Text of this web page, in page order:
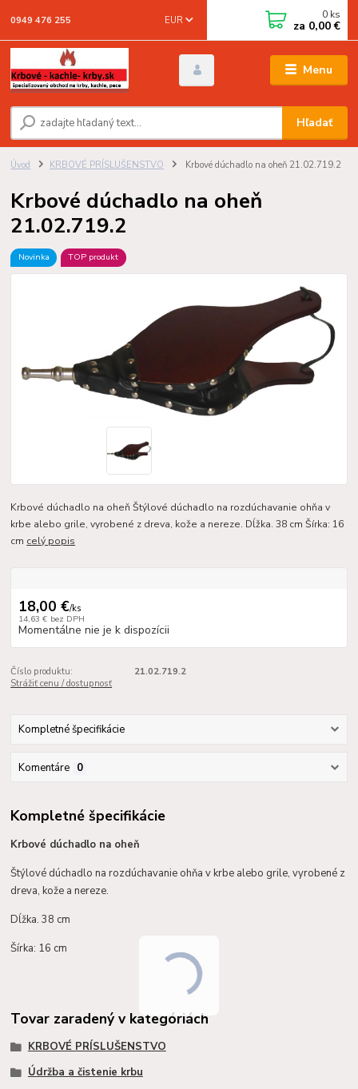
Menu
EUR
Hľadať
0949 476 255 0 ks
za 0,00 €
Úvod KRBOVÉ PRÍSLUŠENSTVO Krbové dúchadlo na oheň 21.02.719.2
Krbové dúchadlo na oheň
21.02.719.2
Novinka TOP produkt
Krbové dúchadlo na oheň Štýlové dúchadlo na rozdúchavanie ohňa v
krbe alebo grile, vyrobené z dreva, kože a nereze. Dĺžka. 38 cm Šírka: 16
cm celý popis
18,00 €/ks
14,63 € bez DPH
Momentálne nie je k dispozícii
Číslo produktu:
21.02.719.2
Strážiť cenu / dostupnosť
Kompletné špecifikácie
Komentáre 0
Kompletné špecifikácie
Krbové dúchadlo na oheň
Štýlové dúchadlo na rozdúchavanie ohňa v krbe alebo grile, vyrobené z
dreva, kože a nereze.
Dĺžka. 38 cm
Šírka: 16 cm
Tovar zaradený v kategóriách
KRBOVÉ PRÍSLUŠENSTVO
Údržba a čistenie krbu